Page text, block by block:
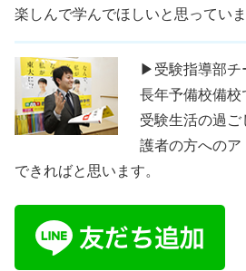
楽しんで学んでほしいと思っていま
▶受験指導部チ
長年予備校備校
受験生活の過
護者の方へのア
できればと思います。